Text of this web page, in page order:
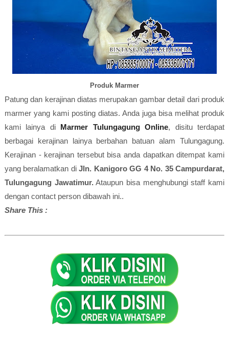
Produk Marmer
Patung dan kerajinan diatas merupakan gambar detail dari produk
marmer yang kami posting diatas. Anda juga bisa melihat produk
kami lainya di Marmer Tulungagung Online, disitu terdapat
berbagai kerajinan lainya berbahan batuan alam Tulungagung.
Kerajinan - kerajinan tersebut bisa anda dapatkan ditempat kami
yang beralamatkan diJln. Kanigoro GG 4 No. 35 Campurdarat,
Tulungagung Jawatimur.Ataupun bisa menghubungi staff kami
dengan contact person dibawah ini..
Share This :